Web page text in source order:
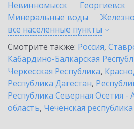
Невинномысск
Георгиевск
Минеральные воды
все населенные пункты
Смотрите также: Россия,
Кабардино-Балкарская
Черкесская Республика,
Республика Дагестан,
Республика Северная Осетия -
область, Чеченская республика